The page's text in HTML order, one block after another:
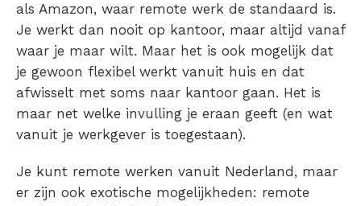
als Amazon, waar remote werk de standaard is.
Je werkt dan nooit op kantoor, maar altijd vanaf
waar je maar wilt. Maar het is ook mogelijk dat
je gewoon flexibel werkt vanuit huis en dat
afwisselt met soms naar kantoor gaan. Het is
maar net welke invulling je eraan geeft (en wat
vanuit je werkgever is toegestaan).
Je kunt remote werken vanuit Nederland , maar
er zijn ook exotische mogelijkheden: remote